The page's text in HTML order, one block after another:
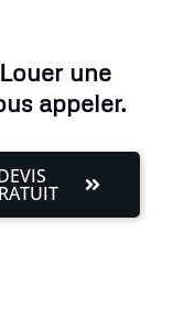
une
appeler.